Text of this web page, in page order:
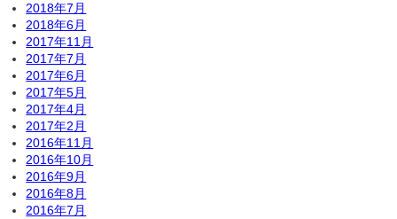
2018年7月
2018年6月
2017年11月
2017年7月
2017年6月
2017年5月
2017年4月
2017年2月
2016年11月
2016年10月
2016年9月
2016年8月
2016年7月